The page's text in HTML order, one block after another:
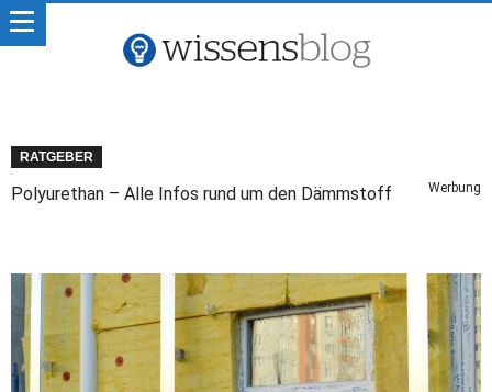
RATGEBER
Polyurethan – Alle Infos rund um den Dämmstoff Werbung